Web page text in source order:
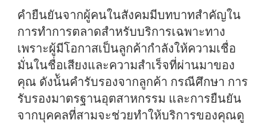
คำยืนยันจากผู้คนในสังคมมีบทบาทสำคัญใน
การทำการตลาดสำหรับบริการเฉพาะทาง
เพราะผู้มีโอกาสเป็นลูกค้ากำลังให้ความเชื่อ
มั่นในชื่อเสียงและความสำเร็จที่ผ่านมาของ
คุณ ดังน้ันคำรับรองจากลูกค้า กรณีศึกษา การ
รับรองมาตรฐานอุตสาหกรรม และการยืนยัน
จากบุคคลที่สามจะช่วยทำให้บริการของคุณดู